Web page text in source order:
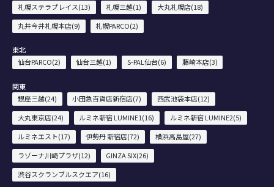
札幌ステラプレイス(13)
札幌三越(1)
大丸札幌店(18)
丸井今井札幌本店(9)
札幌PARCO(2)
東北
仙台PARCO(2)
仙台三越(1) S-PAL仙台(6) 藤崎本店(3)
関東
銀座三越(24)
小田急百貨店新宿店(7)
西武池袋本店(12)
大丸東京店(24)
ルミネ新宿 LUMINE1(16)
ルミネ新宿 LUMINE2(5)
ルミネエスト(17)
伊勢丹 新宿店(72)
横浜高島屋(27)
ラゾーナ川崎プラザ(12)
GINZA SIX(26)
渋谷スクランブルスクエア(16)